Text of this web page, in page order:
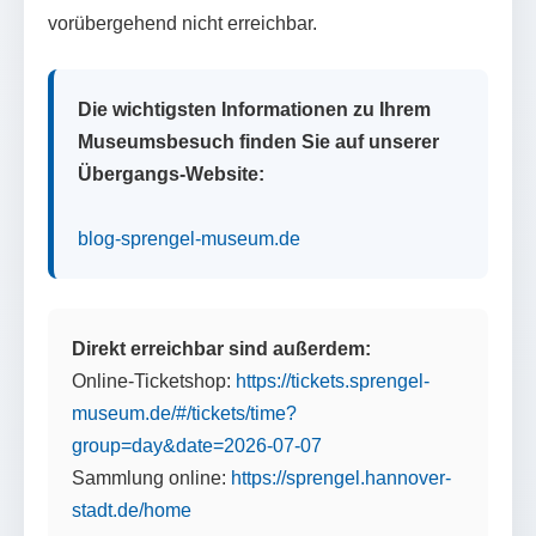
vorübergehend nicht erreichbar.
Die wichtigsten Informationen zu Ihrem
Museumsbesuch finden Sie auf unserer
Übergangs-Website:
blog-sprengel-museum.de
Direkt erreichbar sind außerdem:
Online-Ticketshop: https://tickets.sprengel-
museum.de/#/tickets/time?
group=day&date=2026-07-07
Sammlung online: https://sprengel.hannover-
stadt.de/home